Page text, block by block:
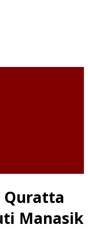
Quratta
Manasik